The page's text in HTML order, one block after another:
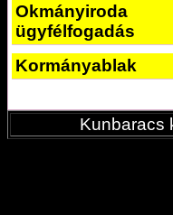
Okmányiroda
ügyfélfogadás
Kormányablak
Kunbaracs